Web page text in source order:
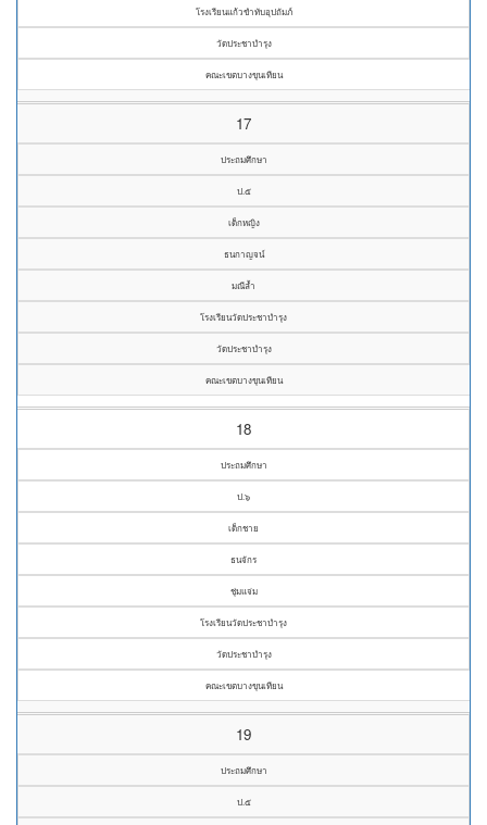
โรงเรียนแก้วขำทับอุปถัมภ์
วัดประชาบำรุง
คณะเขตบางขุนเทียน
17
ประถมศึกษา
ป.๕
เด็กหญิง
ธนกาญจน์
มณีล้ำ
โรงเรียนวัดประชาบำรุง
วัดประชาบำรุง
คณะเขตบางขุนเทียน
18
ประถมศึกษา
ป.๖
เด็กชาย
ธนจักร
ชุ่มแจ่ม
โรงเรียนวัดประชาบำรุง
วัดประชาบำรุง
คณะเขตบางขุนเทียน
19
ประถมศึกษา
ป.๕